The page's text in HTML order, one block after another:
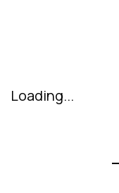
Loading...